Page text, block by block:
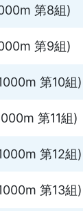
第8組)
第9組)
第10組)
第11組)
第12組)
第13組)